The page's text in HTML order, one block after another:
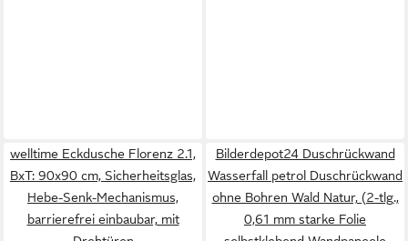
welltime Eckdusche Florenz 2.1,
BxT: 90x90 cm, Sicherheitsglas,
Hebe-Senk-Mechanismus,
barrierefrei einbaubar, mit
Bilderdepot24 Duschrückwand
Wasserfall petrol Duschrückwand
ohne Bohren Wald Natur, (2-tlg.,
0,61 mm starke Folie